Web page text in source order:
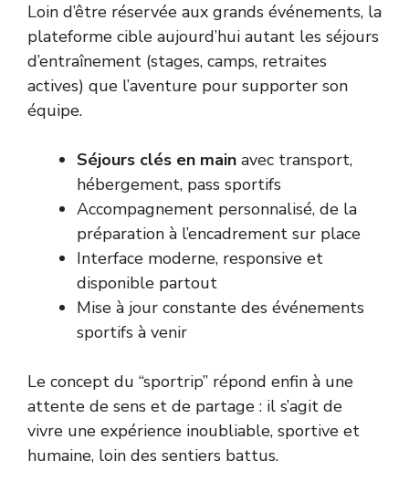
Loin d’être réservée aux grands événements, la
plateforme cible aujourd’hui autant les séjours
d’entraînement (stages, camps, retraites
actives) que l’aventure pour supporter son
équipe.
Séjours clés en main avec transport,
hébergement, pass sportifs
Accompagnement personnalisé, de la
préparation à l’encadrement sur place
Interface moderne, responsive et
disponible partout
Mise à jour constante des événements
sportifs à venir
Le concept du “sportrip” répond enfin à une
attente de sens et de partage : il s’agit de
vivre une expérience inoubliable, sportive et
humaine, loin des sentiers battus.